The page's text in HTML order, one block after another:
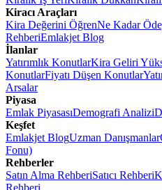
Kiracı Araçları
Kira Değerini ÖğrenNe Kadar
RehberiEmlakjet Blog
İlanlar
Yatırımlık KonutlarKira Geliri
KonutlarFiyatı Düşen Konutlar
Arsalar
Piyasa
Emlak PiyasasıDemografi Analizi
Keşfet
Emlakjet BlogUzman Danışmanlar
Fonu)
Rehberler
Satın Alma RehberiSatıcı Rehberi
Rehberi